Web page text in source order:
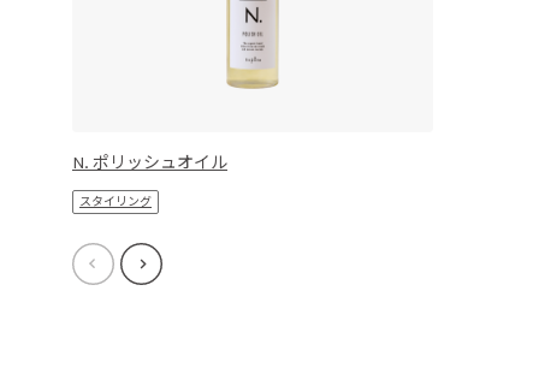
N. ポリッシュオイル
スタイリング